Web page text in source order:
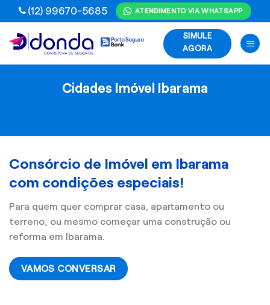
Skip
to
content
(12) 99670-5685 ATENDIMENTO VIA WHATSAPP
SIMULE
AGORA
Cidades Imóvel Ibarama
Consórcio de Imóvel em Ibarama
com condições especiais!
Para quem quer comprar casa, apartamento ou
terreno; ou mesmo começar uma construção ou
reforma em Ibarama.
VAMOS CONVERSAR